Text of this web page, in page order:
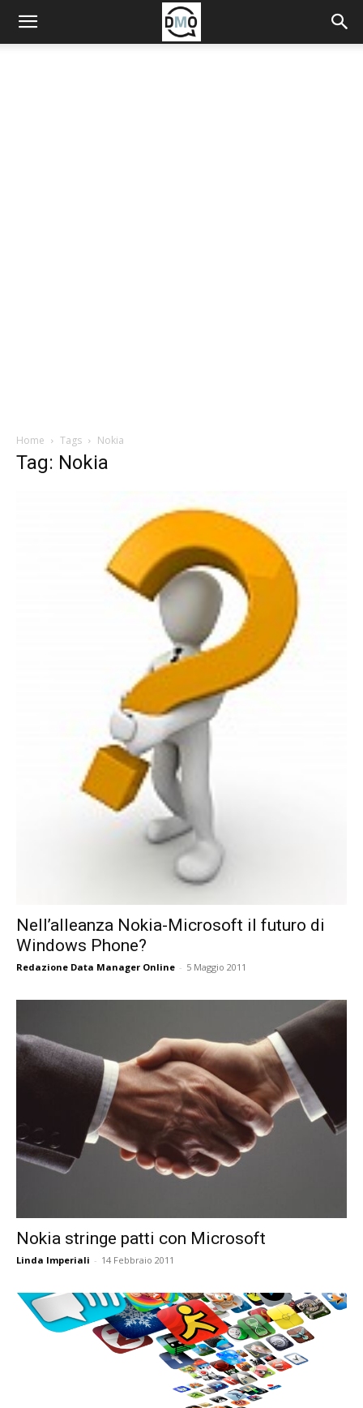
Home Tags Nokia
Tag: Nokia
Nell’alleanza Nokia-Microsoft il futuro di
Windows Phone?
Redazione Data Manager Online - 5 Maggio 2011
Nokia stringe patti con Microsoft
Linda Imperiali - 14 Febbraio 2011